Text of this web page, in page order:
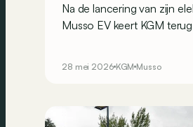
Na de lancering van zijn
Musso EV keert KGM
28 mei 2026 KGM Musso